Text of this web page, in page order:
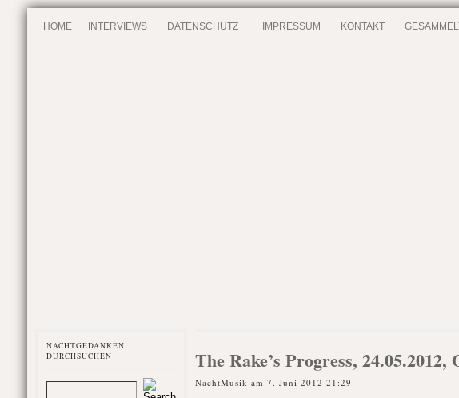
HOME INTERVIEWS DATENSCHUTZ IMPRESSUM KONTAKT
NACHTGEDANKEN
DURCHSUCHEN
The Rake’s Progress,
NachtMusik am 7. Juni 2012 21:29